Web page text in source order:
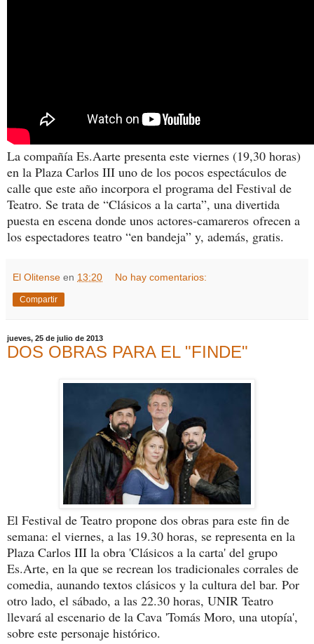
La compañía Es.Aarte presenta este viernes (19,30 horas)
en la Plaza Carlos III uno de los pocos espectáculos de
calle que este año incorpora el programa del Festival de
Teatro. Se trata de “Clásicos a la carta”, una divertida
puesta en escena donde unos actores-camareros ofrecen a
los espectadores teatro “en bandeja” y, además, gratis.
El Olitense en 13:20 No hay comentarios:
Compartir
jueves, 25 de julio de 2013
DOS OBRAS PARA EL "FINDE"
El Festival de Teatro propone dos obras para este fin de
semana: el viernes, a las 19.30 horas, se representa en la
Plaza Carlos III la obra 'Clásicos a la carta' del grupo
Es.Arte, en la que se recrean los tradicionales corrales de
comedia, aunando textos clásicos y la cultura del bar. Por
otro lado, el sábado, a las 22.30 horas, UNIR Teatro
llevará al escenario de la Cava 'Tomás Moro, una utopía',
sobre este personaje histórico.